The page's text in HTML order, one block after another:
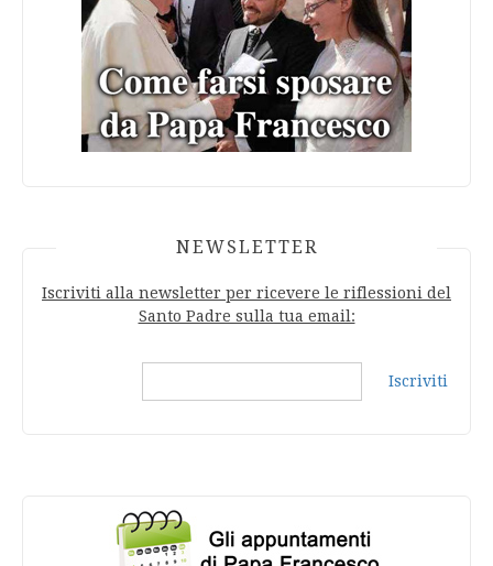
NEWSLETTER
Iscriviti alla newsletter per ricevere le riflessioni del
Santo Padre sulla tua email:
Iscriviti